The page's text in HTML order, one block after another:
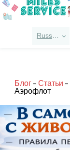
Блог-Статьи -
Аэрофлот